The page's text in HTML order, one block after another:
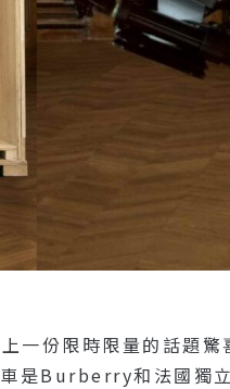
份限時限量的話題
是Burberry和法國獨